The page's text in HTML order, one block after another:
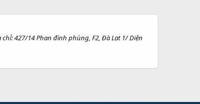
427/14 Phan đình phùng, F2, Đà Lạt 1/ Diện